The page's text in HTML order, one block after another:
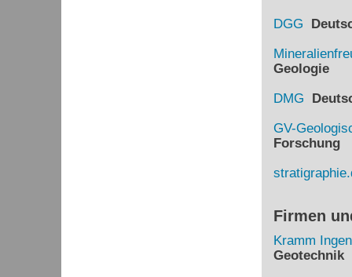
DGG
Geologie
DMG
GV-
Forschung
Firmen
Kramm
Geotechnik